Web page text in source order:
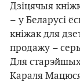
Дзіцячыя
– у Беларусі
кніжак для
продажу –
Для
Караля